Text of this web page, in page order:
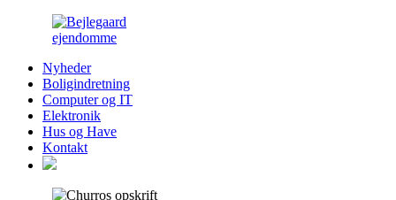
Nyheder
Boligindretning
Computer og IT
Elektronik
Hus og Have
Kontakt